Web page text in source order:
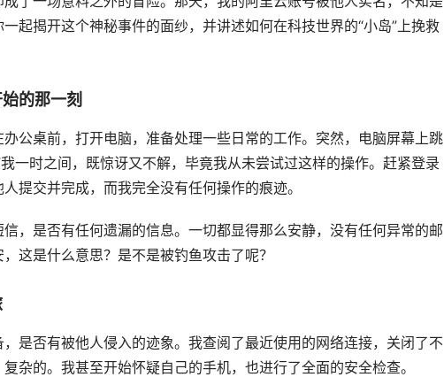
起揭开这个神秘事件的面纱，并讲述如何在科技世界的“小岛”上挽救
的那一刻
公桌前，打开电脑，准备处理一些日常的工作。突然，电脑屏幕上跳
一时之间，既惊讶又不解，毕竟我从未尝试过这样的操作。赶紧登录
提交并完成，而我完全没有任何操作的痕迹。
，是否有任何遗漏的信息。一切都显得那么安静，没有任何异常的邮
这是什么意思？是不是被钓鱼攻击了呢？
是否有被他人侵入的迹象。我查阅了最近使用的网络连接，关闭了不
杂的。我甚至开始怀疑自己的手机，也进行了全面的安全检查。